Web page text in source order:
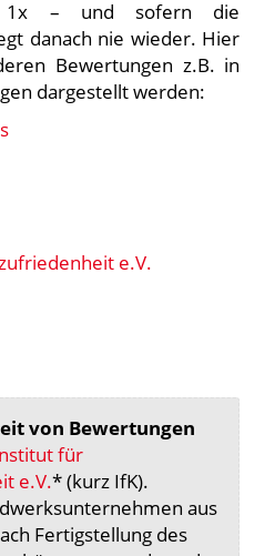
1x – und sofern die
danach nie wieder. Hier
Bewertungen z.B. in
dargestellt werden:
e.V.
von Bewertungen
für
e.V.* (kurz IfK).
aus
Fertigstellung des